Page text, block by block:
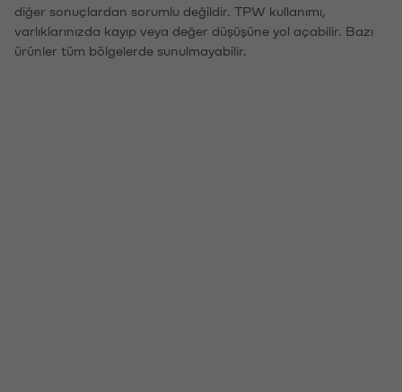
diğer sonuçlardan sorumlu değildir. TPW kullanımı,
varlıklarınızda kayıp veya değer düşüşüne yol açabilir. Bazı
ürünler tüm bölgelerde sunulmayabilir.